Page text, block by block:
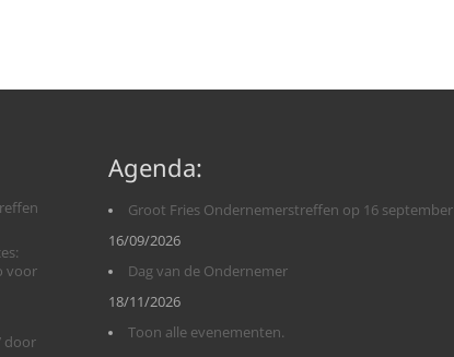
voor
door
Agenda:
Groot Fries Ondernemerstreffen op 16 september
16/09/2026
Dag van de Ondernemer
18/11/2026
Toon alle evenementen.